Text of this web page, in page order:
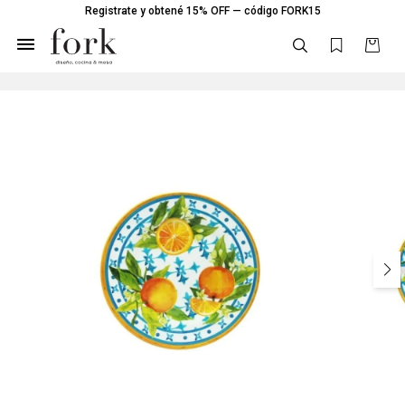
Registrate y obtené 15% OFF — código FORK15
